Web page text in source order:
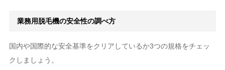
業務用脱毛機の安全性の調べ方
国内や国際的な安全基準をクリアしているか3つの規格をチェッ
クしましょう。